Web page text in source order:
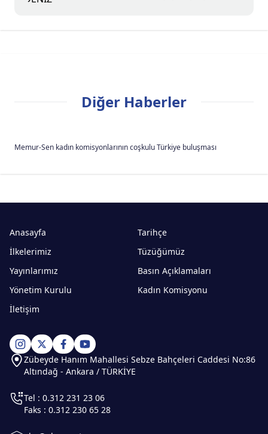
Diğer Haberler
Memur-Sen kadın komisyonlarının coşkulu Türkiye buluşması
Anasayfa
Tarihçe
İlkelerimiz
Tüzüğümüz
Yayınlarımız
Basın Açıklamaları
Yönetim Kurulu
Kadın Komisyonu
İletişim
Zübeyde Hanım Mahallesi Sebze Bahçeleri Caddesi No:86
Altındağ - Ankara / TÜRKİYE
Tel : 0.312 231 23 06
Faks : 0.312 230 65 28